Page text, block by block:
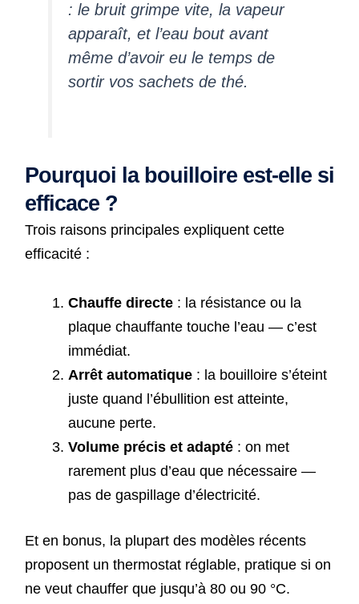
: le bruit grimpe vite, la vapeur
apparaît, et l’eau bout avant
même d’avoir eu le temps de
sortir vos sachets de thé.
Pourquoi la bouilloire est-elle si
efficace ?
Trois raisons principales expliquent cette
efficacité :
Chauffe directe: la résistance ou la
plaque chauffante touche l’eau — c’est
immédiat.
Arrêt automatique: la bouilloire s’éteint
juste quand l’ébullition est atteinte,
aucune perte.
Volume précis et adapté: on met
rarement plus d’eau que nécessaire —
pas de gaspillage d’électricité.
Et en bonus, la plupart des modèles récents
proposent un thermostat réglable, pratique si on
ne veut chauffer que jusqu’à 80 ou 90 °C.